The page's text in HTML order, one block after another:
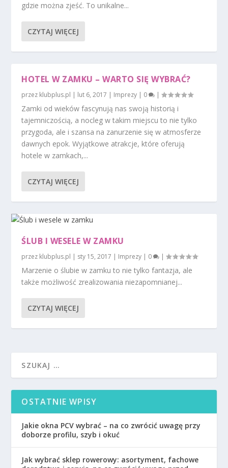
gdzie można zjeść. To unikalne...
CZYTAJ WIĘCEJ
HOTEL W ZAMKU – WARTO SIĘ WYBRAĆ?
przez klubplus.pl | lut 6, 2017 | Imprezy | 0 |
Zamki od wieków fascynują nas swoją historią i
tajemniczością, a nocleg w takim miejscu to nie tylko
przygoda, ale i szansa na zanurzenie się w atmosferze
dawnych epok. Wyjątkowe atrakcje, które oferują
hotele w zamkach,...
CZYTAJ WIĘCEJ
ŚLUB I WESELE W ZAMKU
przez klubplus.pl | sty 15, 2017 | Imprezy | 0 |
Marzenie o ślubie w zamku to nie tylko fantazja, ale
także możliwość zrealizowania niezapomnianej...
CZYTAJ WIĘCEJ
OSTATNIE WPISY
Jakie okna PCV wybrać – na co zwrócić uwagę przy
doborze profilu, szyb i okuć
Jak wybrać sklep rowerowy: asortyment, fachowe